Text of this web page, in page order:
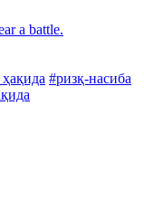
a battle.
#ризқ-насиба